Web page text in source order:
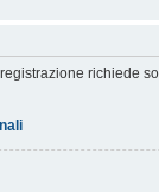
richiede